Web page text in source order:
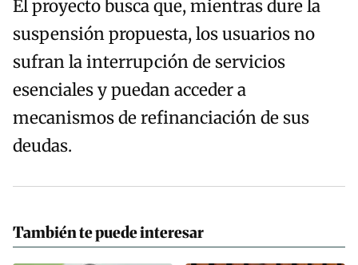
El proyecto busca que, mientras dure la
suspensión propuesta, los usuarios no
sufran la interrupción de servicios
esenciales y puedan acceder a
mecanismos de refinanciación de sus
deudas.
También te puede interesar